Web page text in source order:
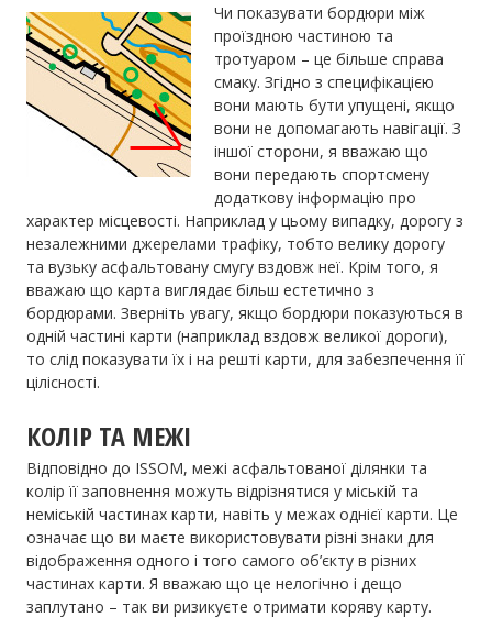
Чи показувати бордюри між
проїздною частиною та
тротуаром – це більше справа
смаку. Згідно з специфікацією
вони мають бути упущені, якщо
вони не допомагають навігації. З
іншої сторони, я вважаю що
вони передають спортсмену
додаткову інформацію про
характер місцевості. Наприклад у цьому випадку, дорогу з
незалежними джерелами трафіку, тобто велику дорогу
та вузьку асфальтовану смугу вздовж неї. Крім того, я
вважаю що карта виглядає більш естетично з
бордюрами. Зверніть увагу, якщо бордюри показуються в
одній частині карти (наприклад вздовж великої дороги),
то слід показувати їх і на решті карти, для забезпечення її
цілісності.
КОЛІР ТА МЕЖІ
Відповідно до ISSOM, межі асфальтованої ділянки та
колір її заповнення можуть відрізнятися у міській та
неміській частинах карти, навіть у межах однієї карти. Це
означає що ви маєте використовувати різні знаки для
відображення одного і того самого об’єкту в різних
частинах карти. Я вважаю що це нелогічно і дещо
заплутано – так ви ризикуєте отримати коряву карту.